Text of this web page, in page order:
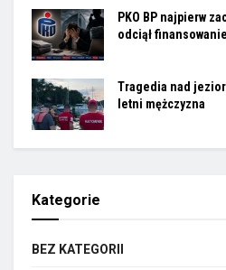
PKO BP najpierw
odciął finansowanie
Tragedia nad
letni mężczyzna
Kategorie
BEZ KATEGORII